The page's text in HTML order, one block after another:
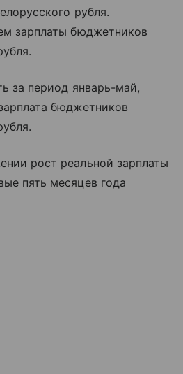
рубля.
зарплаты бюджетников
за период январь-май,
бюджетников
рост реальной зарплаты
пять месяцев года